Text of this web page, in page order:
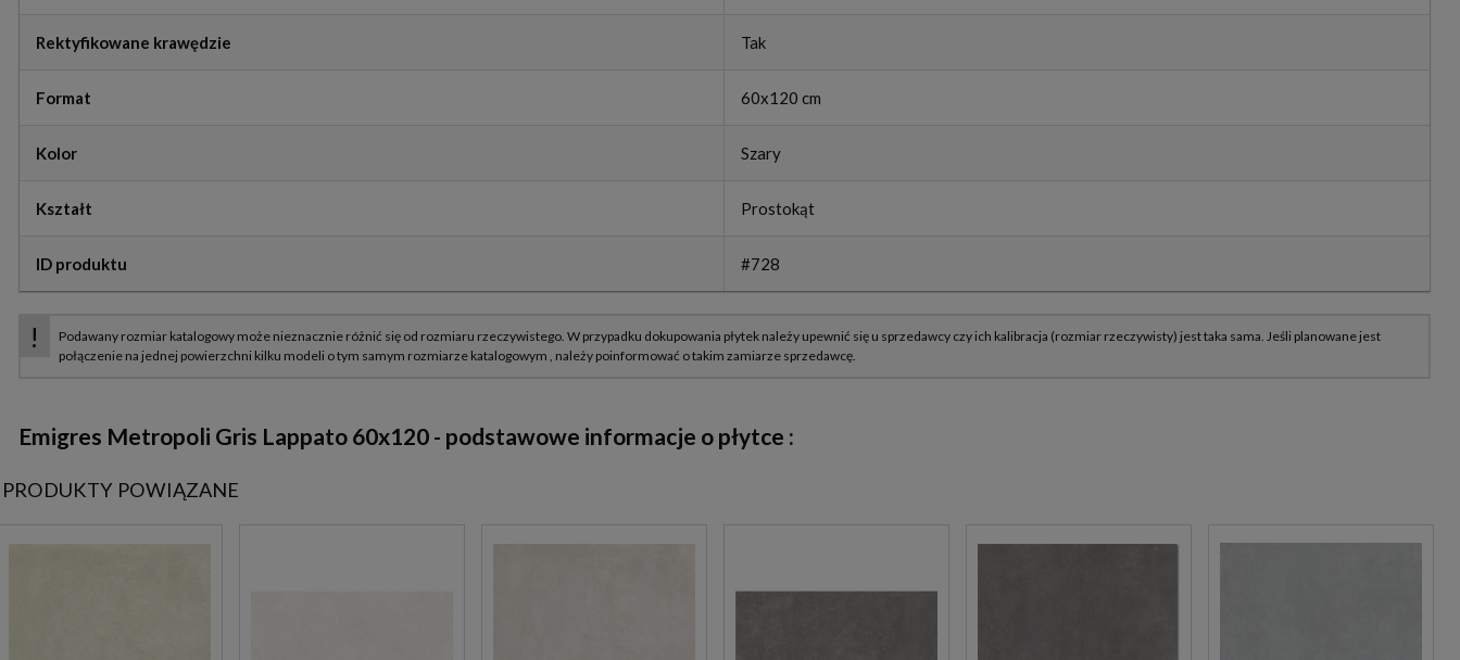
Rektyfikowane krawędzie Tak
Format 60x120 cm
Kolor Szary
Kształt Prostokąt
ID produktu #728
Emigres Metropoli Gris Lappato 60x120 - podstawowe informacje o płytce :
PRODUKTY POWIĄZANE